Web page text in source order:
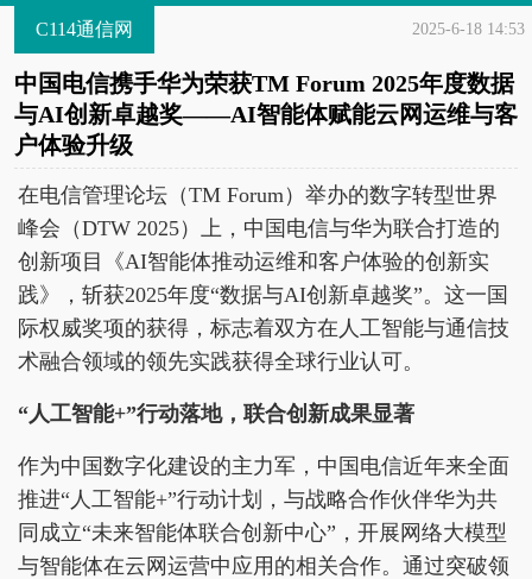
C114通信网 2025-6-18 14:53
中国电信携手华为荣获TM Forum 2025年度数据
与AI创新卓越奖——AI智能体赋能云网运维与客
户体验升级
在电信管理论坛（TM Forum）举办的数字转型世界
峰会（DTW 2025）上，中国电信与华为联合打造的
创新项目《AI智能体推动运维和客户体验的创新实
践》，斩获2025年度“数据与AI创新卓越奖”。这一国
际权威奖项的获得，标志着双方在人工智能与通信技
术融合领域的领先实践获得全球行业认可。
“人工智能+”行动落地，联合创新成果显著
作为中国数字化建设的主力军，中国电信近年来全面
推进“人工智能+”行动计划，与战略合作伙伴华为共
同成立“未来智能体联合创新中心”，开展网络大模型
与智能体在云网运营中应用的相关合作。通过突破领